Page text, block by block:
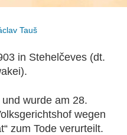
Tauš
in Stehelčeves (dt.
wurde am 28.
wegen
zum Tode verurteilt.